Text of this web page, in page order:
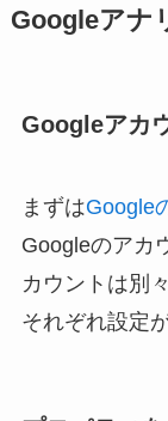
Googleアナ
Googleアカ
まずはGoogle
Googleのアカ
カウントは別
それぞれ設定